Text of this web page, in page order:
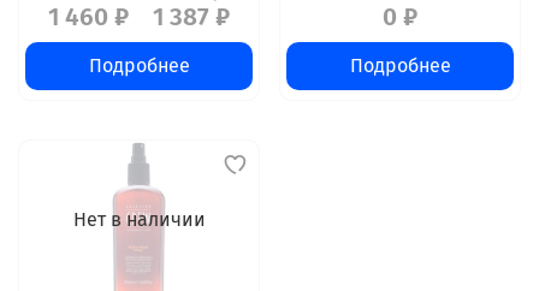
1 460 ₽ 1 387 ₽
Подробнее
0 ₽
Подробнее
Нет в наличии